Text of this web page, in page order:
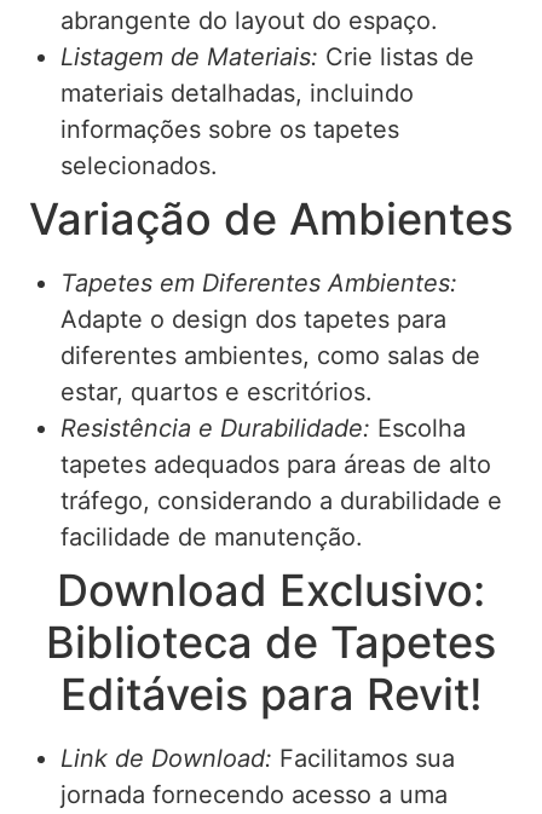
abrangente do layout do espaço.
Listagem de Materiais: Crie listas de
materiais detalhadas, incluindo
informações sobre os tapetes
selecionados.
Variação de Ambientes
Tapetes em Diferentes Ambientes:
Adapte o design dos tapetes para
diferentes ambientes, como salas de
estar, quartos e escritórios.
Resistência e Durabilidade: Escolha
tapetes adequados para áreas de alto
tráfego, considerando a durabilidade e
facilidade de manutenção.
Download Exclusivo:
Biblioteca de Tapetes
Editáveis para Revit!
Link de Download: Facilitamos sua
jornada fornecendo acesso a uma